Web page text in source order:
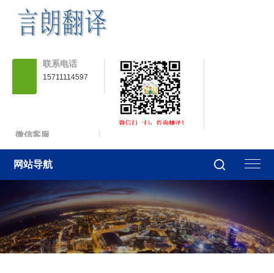
联系电话
15711114597
微信客服
fanyi5840
网站导航